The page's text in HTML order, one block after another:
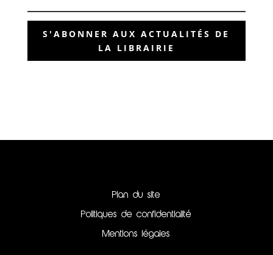
S'ABONNER AUX ACTUALITÉS DE
LA LIBRAIRIE
Plan du site
Politiques de confidentialité
Mentions légales